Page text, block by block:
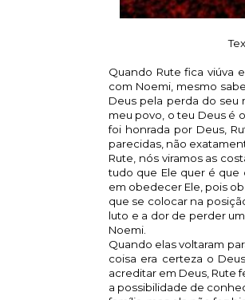
Texto base
Quando Rute fica viúva
com Noemi, mesmo
Deus pela perda do seu
meu povo, o teu Deus é
foi honrada por Deus,
parecidas, não
Rute, nós viramos as
tudo que Ele quer é que
em obedecer Ele, pois
que se colocar na
luto e a dor de perder
Noemi.
Quando elas voltaram
coisa era certeza o
acreditar em Deus, Rute
a possibilidade de